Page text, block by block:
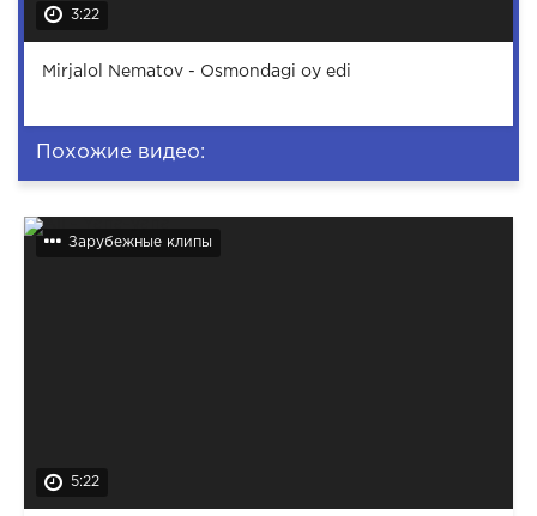
3:22
Mirjalol Nematov - Osmondagi oy edi
Похожие видео:
Зарубежные клипы
5:22